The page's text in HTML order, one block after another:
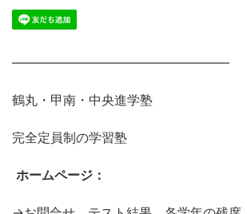
―――――――――――――――――
鶴丸・甲南・中央進学塾
完全定員制の学習塾
ホームページ：